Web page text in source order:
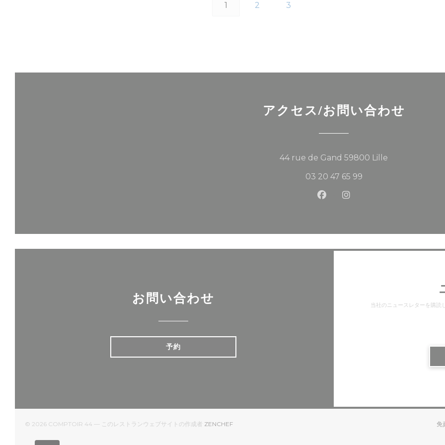
1 2 3
アクセス/お問い合わせ
44 rue de Gand 59800 Lille
03 20 47 65 99
Facebook ((新しいウィンドウ
Instagram ((新しいウィ
お問い合わせ
予約
当社のニュースレターを購読
© 2026 COMPTOIR 44 — このレストランウェブサイトの作成者 ZENCHEF((新しいウィンドウで開きます)) 免